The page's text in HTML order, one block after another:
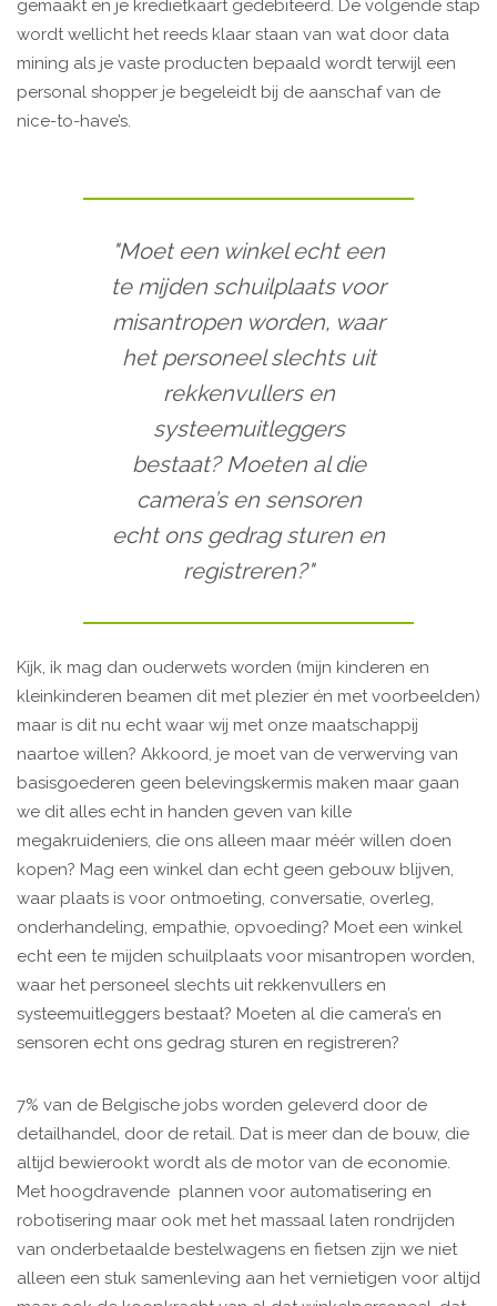
gemaakt en je kredietkaart gedebiteerd. De volgende stap
wordt wellicht het reeds klaar staan van wat door data
mining als je vaste producten bepaald wordt terwijl een
personal shopper je begeleidt bij de aanschaf van de
nice-to-have’s.
"Moet een winkel echt een
te mijden schuilplaats voor
misantropen worden, waar
het personeel slechts uit
rekkenvullers en
systeemuitleggers
bestaat? Moeten al die
camera’s en sensoren
echt ons gedrag sturen en
registreren?"
Kijk, ik mag dan ouderwets worden (mijn kinderen en
kleinkinderen beamen dit met plezier én met voorbeelden)
maar is dit nu echt waar wij met onze maatschappij
naartoe willen? Akkoord, je moet van de verwerving van
basisgoederen geen belevingskermis maken maar gaan
we dit alles echt in handen geven van kille
megakruideniers, die ons alleen maar méér willen doen
kopen? Mag een winkel dan echt geen gebouw blijven,
waar plaats is voor ontmoeting, conversatie, overleg,
onderhandeling, empathie, opvoeding? Moet een winkel
echt een te mijden schuilplaats voor misantropen worden,
waar het personeel slechts uit rekkenvullers en
systeemuitleggers bestaat? Moeten al die camera’s en
sensoren echt ons gedrag sturen en registreren?
7% van de Belgische jobs worden geleverd door de
detailhandel, door de retail. Dat is meer dan de bouw, die
altijd bewierookt wordt als de motor van de economie.
Met hoogdravende plannen voor automatisering en
robotisering maar ook met het massaal laten rondrijden
van onderbetaalde bestelwagens en fietsen zijn we niet
alleen een stuk samenleving aan het vernietigen voor altijd